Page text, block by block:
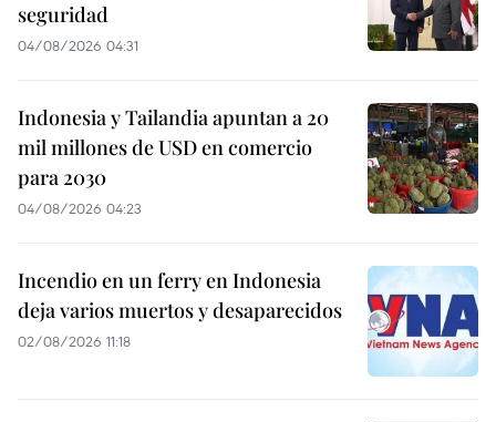
seguridad
04/08/2026 04:31
Indonesia y Tailandia apuntan a 20
mil millones de USD en comercio
para 2030
04/08/2026 04:23
Incendio en un ferry en Indonesia
deja varios muertos y desaparecidos
02/08/2026 11:18